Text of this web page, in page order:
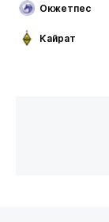
Окжетпес
Кайрат